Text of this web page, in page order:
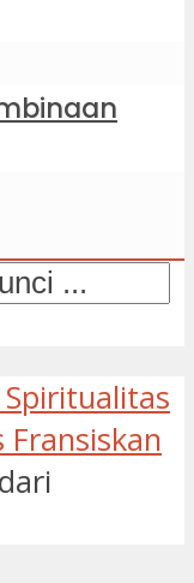
Fransiskan